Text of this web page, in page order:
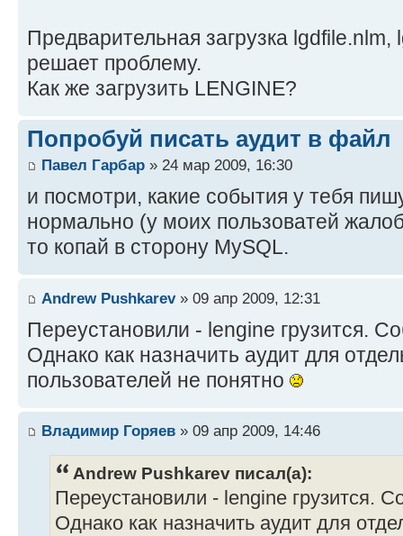
Предварительная загрузка
решает проблему.
Как же загрузить LENGINE?
Попробуй писать аудит в файл
Павел Гарбар » 24 мар 2009, 16:30
и посмотри, какие события у тебя
нормально (у моих пользоватей
то копай в сторону MySQL.
Andrew Pushkarev» 09 апр 2009, 12:31
Переустановили - lengine грузится.
Однако как назначить аудит для
пользователей не понятно
Владимир Горяев » 09 апр 2009, 14:46
Andrew Pushkarev писал(а):
Переустановили - lengine грузится.
Однако как назначить аудит для